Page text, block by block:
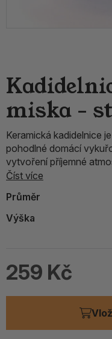
miska -
Keramická kadidelnice
pohodlné domácí
vytvoření příjemné
Číst více
Průměr
Výška
259 Kč